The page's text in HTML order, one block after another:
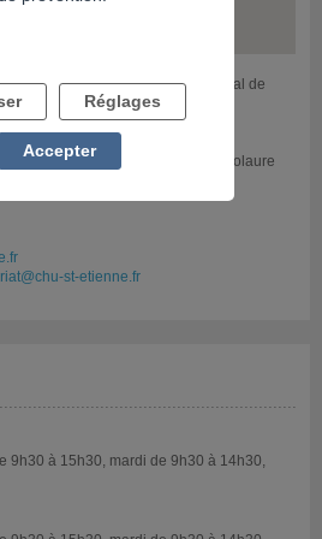
Saint-Étienne - Pavillon 49 - Hôpital de
Saint Priest et Chateaucreux Solaure
st-etienne.fr
9h30 à 15h30, mardi de 9h30 à 14h30,
Réglages
Accepter